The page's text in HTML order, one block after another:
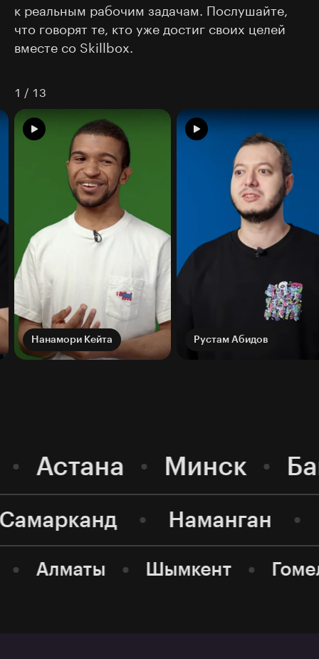
к реальным рабочим задачам. Послушайте,
что говорят те, кто уже достиг своих целей
вместе со Skillbox.
1 / 13
Нанамори Кейта Рустам Абидов
Астана Минск
Наманган
Алматы Шымкент